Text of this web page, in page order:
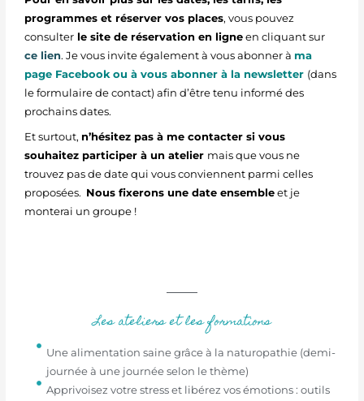
programmes et réserver vos places, vous pouvez
consulterle site de réservation en ligneen cliquant sur
ce lien. Je vous invite également à vous abonner à ma
page Facebook ou à vous abonner à la newsletter (dans
le formulaire de contact) afin d’être tenu informé des
prochains dates.
Et surtout, n’hésitez pas à me contacter si vous
souhaitez participer à un atelier mais que vous ne
trouvez pas de date qui vous conviennent parmi celles
proposées. Nous fixerons une date ensembleet je
monterai un groupe !
Les ateliers et les formations
Une alimentation saine grâce à la naturopathie (demi-
journée à une journée selon le thème)
Apprivoisez votre stress et libérez vos émotions : outils